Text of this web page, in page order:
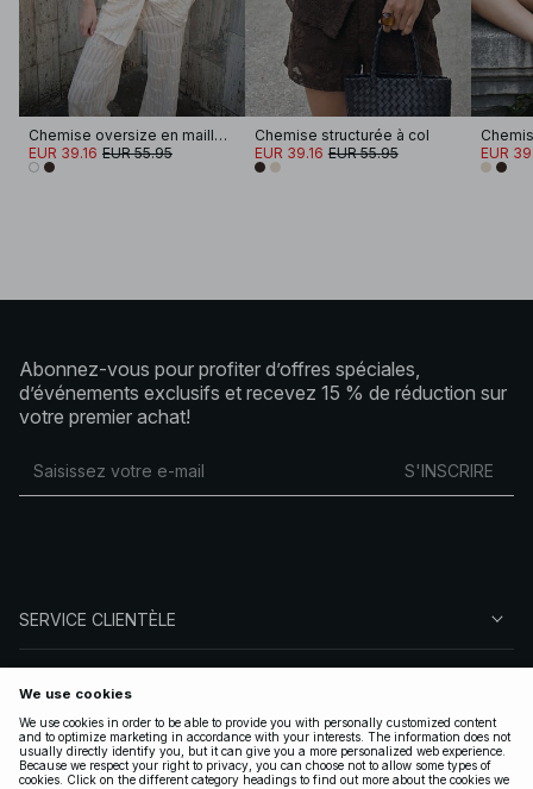
Chemise oversize en maille pointelle
EUR 39.16 EUR 55.95
Chemise structurée à col
EUR 39.16 EUR 55.95
EUR
Abonnez-vous pour profiter d’offres spéciales,
d’événements exclusifs et recevez 15 % de réduction sur
votre premier achat!
S'INSCRIRE
SERVICE CLIENTÈLE
SUIVEZ-NOUS